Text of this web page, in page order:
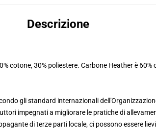
Descrizione
cotone, 30% poliestere. Carbone Heather è 60%
gli standard internazionali
impegnati a migliorare le pratiche di
di terze parti locale, ci possono essere